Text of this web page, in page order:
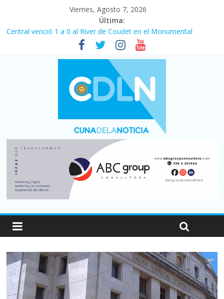
Viernes, Agosto 7, 2026
Última:
Central venció 1 a 0 al River de Coudet en el Monumental
La morosidad alcanzó su nivel más alto en dos décadas y ya
afecta a 400 mil deudores en Santa Fe
Desde que asumió Milei cerraron 41.000 kioscos: el sector
denuncia crisis como en 2001
Vacaciones de invierno con más movimiento y consumo
turístico: 4,6 millones de personas viajaron por el país, un 5,9%
Fuerte caída de la venta de autos usados en julio: bajó un 12,6%